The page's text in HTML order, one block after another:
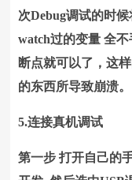
次Debug调试的时
watch过的变量 全
断点就可以了，这
的东西所导致崩溃。
5.连接真机调试
第一步 打开自己的